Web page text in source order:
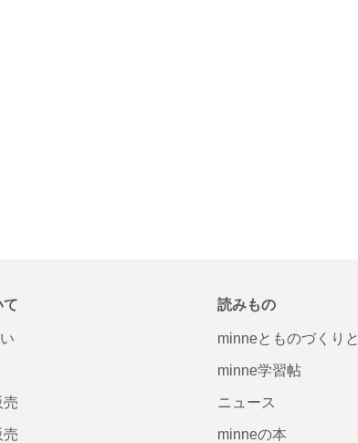
て
売
売
読みもの
minneとものづくりと
minne学習帖
ニュース
minneの本